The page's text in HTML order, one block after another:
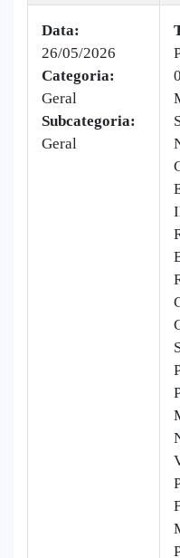
Data:
26/05/2026
Categoria:
Geral
Subcategoria:
Geral